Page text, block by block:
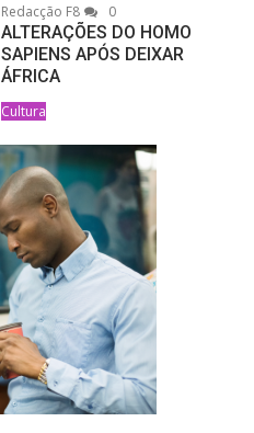
Redacção F8
0
ALTERAÇÕES DO HOMO
SAPIENS APÓS DEIXAR
ÁFRICA
Cultura